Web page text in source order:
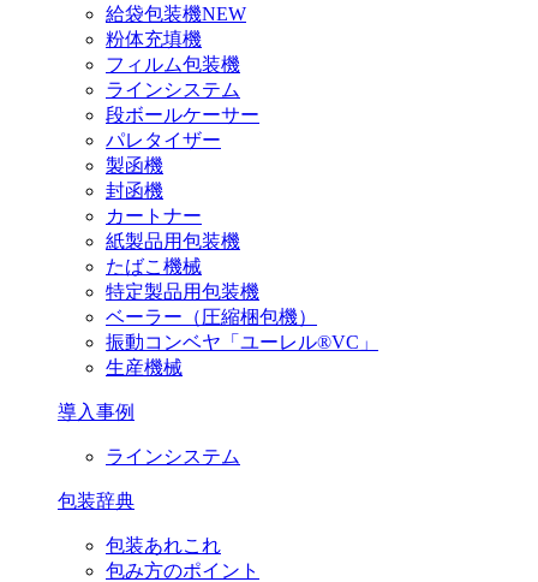
給袋包装機NEW
粉体充填機
フィルム包装機
ラインシステム
段ボールケーサー
パレタイザー
製函機
封函機
カートナー
紙製品用包装機
たばこ機械
特定製品用包装機
ベーラー（圧縮梱包機）
振動コンベヤ「ユーレル®VC」
生産機械
導入事例
ラインシステム
包装辞典
包装あれこれ
包み方のポイント